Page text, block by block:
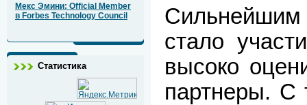
Мекс Эмини: Official Member
в Forbes Technology Council
Статистика
стало
высоко
партнеры. С